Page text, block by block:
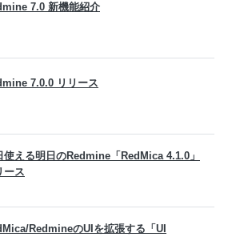
7.0 新機能紹介
7.0.0 リリース
使える明日のRedmine「RedMica 4.1.0」
ース
RedmineのUIを拡張する「UI